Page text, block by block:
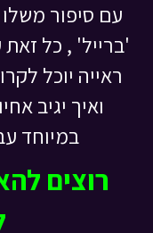
עם סיפור
'ברייל' , כל
ראייה יוכל
ואיך יגיב
במיוחד
רוצים